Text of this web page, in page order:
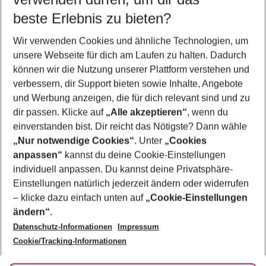
5-8 Nächte
2 Erwachsene Keine Kinder
Mehr Filter anzeigen
Footer
Footer navigation
Über uns
AGB
Bestpreisgarantie
Cookie-Einstellungen ändern
Cookie-Richtlinie
Agenturbetreuung
Barrierefreies Reisen
Folge uns
beste Erlebnis zu bieten?
Wir verwenden Cookies und ähnliche Technologien, um
unsere Webseite für dich am Laufen zu halten. Dadurch
können wir die Nutzung unserer Plattform verstehen und
verbessern, dir Support bieten sowie Inhalte, Angebote
und Werbung anzeigen, die für dich relevant sind und zu
dir passen. Klicke auf „Alle akzeptieren“, wenn du
einverstanden bist. Dir reicht das Nötigste? Dann wähle
„Nur notwendige Cookies“. Unter „Cookies
anpassen“ kannst du deine Cookie-Einstellungen
individuell anpassen. Du kannst deine Privatsphäre-
Einstellungen natürlich jederzeit ändern oder widerrufen
– klicke dazu einfach unten auf „Cookie-Einstellungen
ändern“.
Datenschutz-Informationen
Impressum
Cookie/Tracking-Informationen